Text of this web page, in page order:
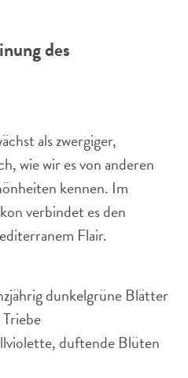
des
als zwergiger,
wie wir es von anderen
kennen. Im
verbindet es den
Flair.
dunkelgrüne Blätter
duftende Blüten